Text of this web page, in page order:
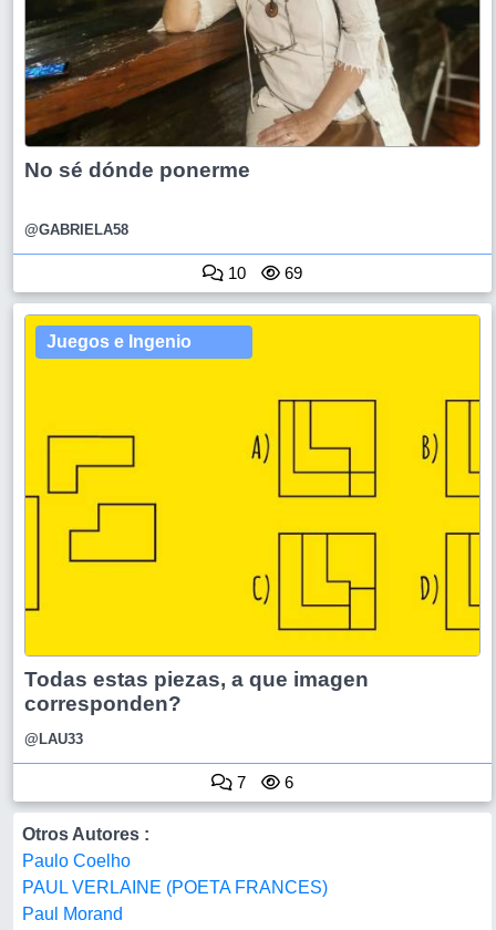
No sé dónde ponerme
@GABRIELA58
10 69
Juegos e Ingenio
Todas estas piezas, a que imagen
corresponden?
@LAU33
7 6
Otros Autores :
Paulo Coelho
PAUL VERLAINE (POETA FRANCES)
Paul Morand